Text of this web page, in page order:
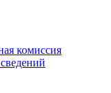
комиссия